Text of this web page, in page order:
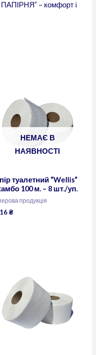
– комфорт і
НЕМАЄ В
НАЯВНОСТІ
туалетний “Wellis”
100 м. – 8 шт./уп.
продукція
₴